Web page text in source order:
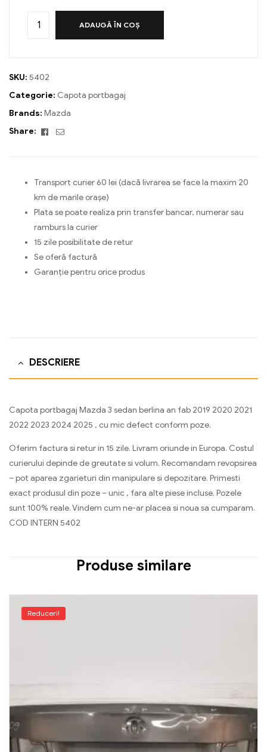
ADAUGĂ ÎN COȘ
SKU: 5402
Categorie: Capota portbagaj
Brands: Mazda
Share:
Facebook
Email
Transport curier 60 lei (dacă livrarea se face la maxim 20
km de marile orașe)
Plata se poate realiza prin transfer bancar, numerar sau
ramburs la curier
15 zile posibilitate de retur
Se oferă factură
Garanție pentru orice produs
DESCRIERE
Capota portbagaj Mazda 3 sedan berlina an fab 2019 2020 2021
2022 2023 2024 2025 , cu mic defect conform poze.
Oferim factura si retur in 15 zile. Livram oriunde in Europa. Costul
curierului depinde de greutate si volum. Recomandam revopsirea
– pot aparea zgarieturi din manipulare si depozitare. Primesti
exact produsul din poze – unic , fara alte piese incluse. Pozele
sunt 100% reale. Vindem cum ne-ar placea si noua sa cumparam.
COD INTERN 5402
Produse similare
Reduceri!